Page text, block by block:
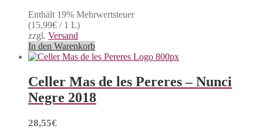
Enthält 19% Mehrwertsteuer
(15,99€ / 1 L)
zzgl. Versand
In den Warenkorb
Celler Mas de les Pereres – Nunci
Negre 2018
28,55€